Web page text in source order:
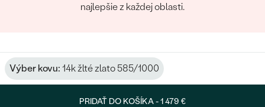
najlepšie z každej oblasti.
Výber kovu: 14k žlté zlato 585/1000
PRIDAŤ DO KOŠÍKA -1 479 €